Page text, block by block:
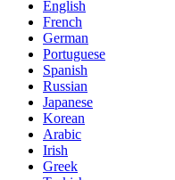
English
French
German
Portuguese
Spanish
Russian
Japanese
Korean
Arabic
Irish
Greek